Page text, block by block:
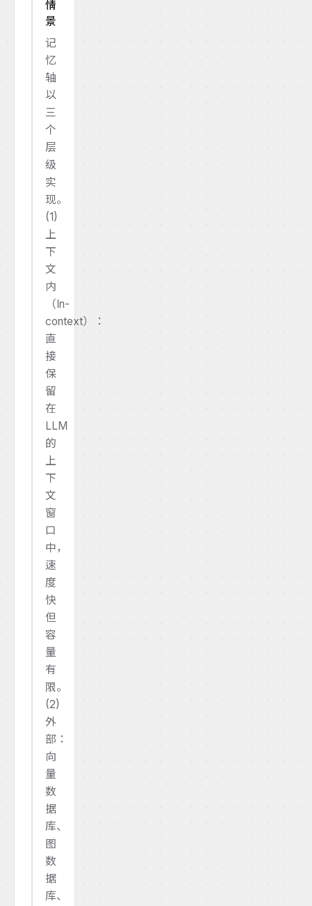
情
景
记
忆
轴
以
三
个
层
级
实
现。
(1)
上
下
文
内
（In-
context）：
直
接
保
留
在
LLM
的
上
下
文
窗
口
中，
速
度
快
但
容
量
有
限。
(2)
外
部：
向
量
数
据
库、
图
数
据
库、